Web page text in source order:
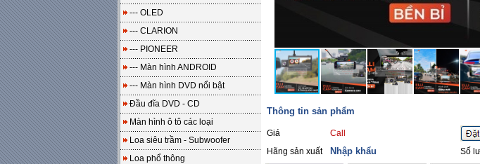
--- OLED
--- CLARION
--- PIONEER
--- Màn hình ANDROID
--- Màn hình DVD nổi bật
Đầu đĩa DVD - CD
Màn hình ô tô các loại
Loa siêu trầm - Subwoofer
Loa phổ thông
Thông tin sản phẩm
Giá Call
Hãng sản xuất
Nhập khẩu Số